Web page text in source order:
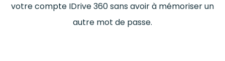
votre compte IDrive 360 sans avoir à mémoriser un
autre mot de passe.